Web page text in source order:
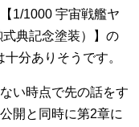
1/1000 宇宙戦艦ヤ
典記念塗装）】の
分ありそうです。
い時点で先の話をす
開と同時に第2章に